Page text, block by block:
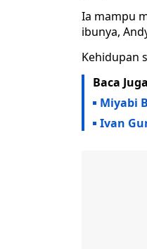
Ia mampu
ibunya,
Kehidupan
Baca
Miyabi
Ivan